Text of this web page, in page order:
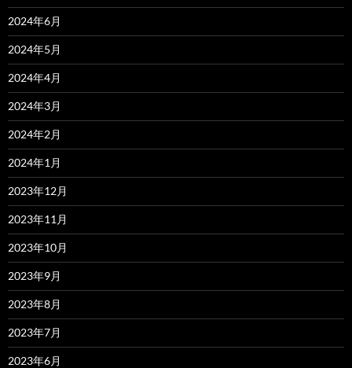
2024年6月
2024年5月
2024年4月
2024年3月
2024年2月
2024年1月
2023年12月
2023年11月
2023年10月
2023年9月
2023年8月
2023年7月
2023年6月